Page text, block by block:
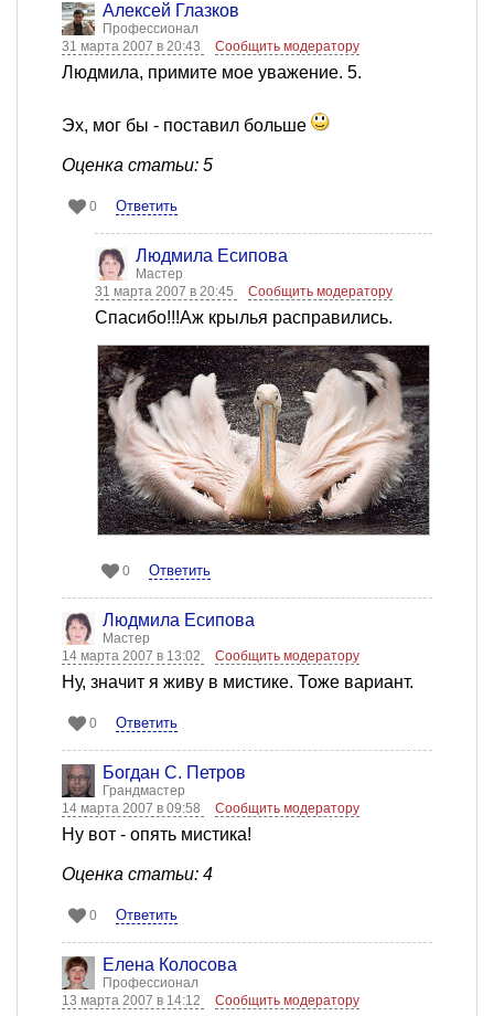
Алексей Глазков
Профессионал
31 марта 2007 в 20:43
Сообщить модератору
Людмила, примите мое уважение. 5.
Эх, мог бы - поставил больше
Оценка статьи: 5
0 Ответить
Людмила Есипова
Мастер
31 марта 2007 в 20:45
Сообщить модератору
Спасибо!!!Аж крылья расправились.
0 Ответить
Людмила Есипова
Мастер
14 марта 2007 в 13:02
Сообщить модератору
Ну, значит я живу в мистике. Тоже вариант.
0 Ответить
Богдан С. Петров
Грандмастер
14 марта 2007 в 09:58
Сообщить модератору
Ну вот - опять мистика!
Оценка статьи: 4
0 Ответить
Елена Колосова
Профессионал
13 марта 2007 в 14:12
Сообщить модератору